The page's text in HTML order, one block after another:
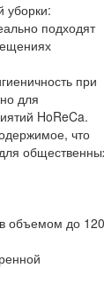
уборки:
подходят
при
для
HoReCa.
что
объемом до 120